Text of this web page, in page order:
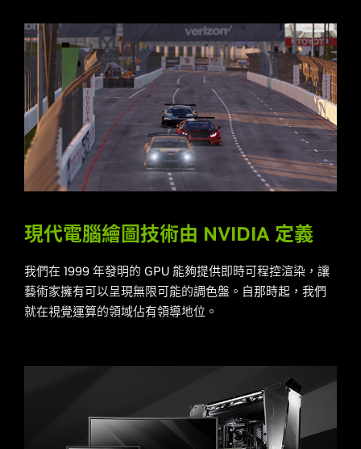
現代電腦繪圖技術由 NVIDIA 定義
我們在 1999 年發明的 GPU 能夠提供即時可程控渲染，讓
藝術家擁有可以呈現無限可能的調色盤。自那時起，我們
就在視覺運算的領域佔有領導地位。